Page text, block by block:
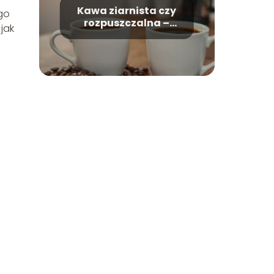
Kawa ziarnista czy
rozpuszczalna –
którą wybrać i
dlaczego?